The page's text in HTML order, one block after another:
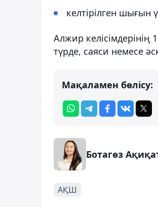
келтірілген шығын
Алжир
түрде, саяси немесе
Мақаламен бөлісу:
Ботагөз
АҚШ